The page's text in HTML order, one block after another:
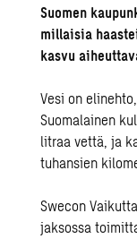
Suomen
millaisia
kasvu
Vesi on
Suomalainen
litraa vettä, ja
tuhansien
Swecon
jaksossa